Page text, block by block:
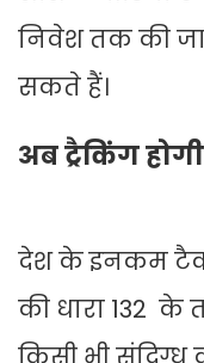
निवेश तक की
सकते हैं।
अब ट्रैकिंग
देश के इनकम
की धारा 132